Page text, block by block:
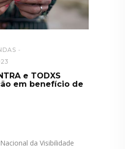
e TODXS
em benefício de
da Visibilidade